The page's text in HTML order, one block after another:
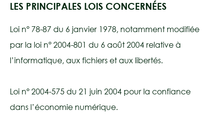
LES PRINCIPALES LOIS CONCERNÉES
Loi n° 78-87 du 6 janvier 1978, notamment modifiée
par la loi n° 2004-801 du 6 août 2004 relative à
l’informatique, aux fichiers et aux libertés.
Loi n° 2004-575 du 21 juin 2004 pour la confiance
dans l’économie numérique.